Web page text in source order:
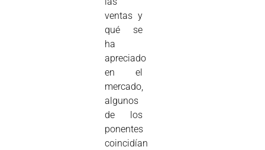
ventas y
qué se
ha
apreciado
en el
mercado,
algunos
de los
ponentes
coincidían